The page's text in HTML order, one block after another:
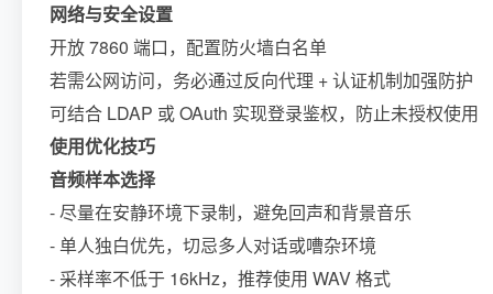
网络与安全设置
开放 7860 端口，配置防火墙白名单
若需公网访问，务必通过反向代理 + 认证机制加强防护
可结合 LDAP 或 OAuth 实现登录鉴权，防止未授权使用
使用优化技巧
音频样本选择
- 尽量在安静环境下录制，避免回声和背景音乐
- 单人独白优先，切忌多人对话或嘈杂环境
- 采样率不低于 16kHz，推荐使用 WAV 格式